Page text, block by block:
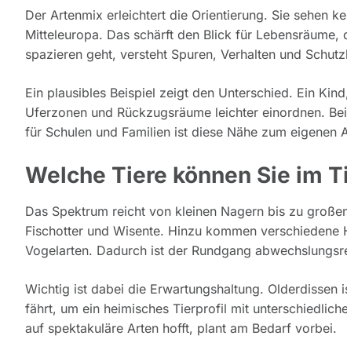
Der Artenmix erleichtert die Orientierung. Sie sehen
Mitteleuropa. Das schärft den Blick für
spazieren geht, versteht Spuren, Verhalten und
Ein plausibles Beispiel zeigt den Unterschied. Ein
Uferzonen und Rückzugsräume leichter einordnen.
für Schulen und Familien ist diese Nähe zum eigenen
Welche Tiere können Sie im
Das Spektrum reicht von kleinen Nagern bis zu
Fischotter und Wisente. Hinzu kommen
Vogelarten. Dadurch ist der Rundgang
Wichtig ist dabei die Erwartungshaltung.
fährt, um ein heimisches Tierprofil mit
auf spektakuläre Arten hofft, plant am Bedarf vorbei.